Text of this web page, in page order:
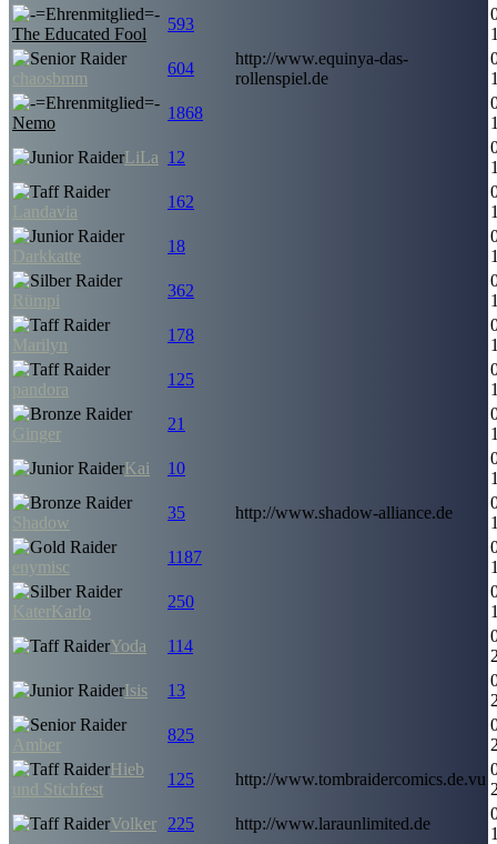
The Educated Fool
593
chaosbmm
604
http://www.equinya-das-
rollenspiel.de
Nemo
1868
LiLa 12
Landavia
162
Darkkatte
18
Rümpi
362
Marilyn
178
pandora
125
Ginger
21
Kai
10
Shadow
35 http://www.shadow-alliance.de
enymisc
1187
KaterKarlo
250
Yoda
114
Isis
13
Amber
825
Hieb
und Stichfest
125 http://www.tombraidercomics.de.vu
Volker
225 http://www.laraunlimited.de